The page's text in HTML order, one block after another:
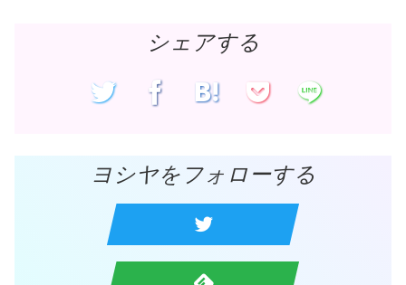
シェアする
ヨシヤをフォローする